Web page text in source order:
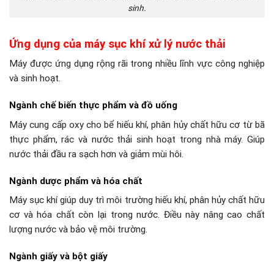
sinh.
Ứng dụng của máy sục khí xử lý nước thải
Máy được ứng dụng rộng rãi trong nhiều lĩnh vực công nghiệp
và sinh hoạt.
Ngành chế biến thực phẩm và đồ uống
Máy cung cấp oxy cho bể hiếu khí, phân hủy chất hữu cơ từ bã
thực phẩm, rác và nước thải sinh hoạt trong nhà máy. Giúp
nước thải đầu ra sạch hơn và giảm mùi hôi.
Ngành dược phẩm và hóa chất
Máy sục khí giúp duy trì môi trường hiếu khí, phân hủy chất hữu
cơ và hóa chất còn lại trong nước. Điều này nâng cao chất
lượng nước và bảo vệ môi trường.
Ngành giấy và bột giấy